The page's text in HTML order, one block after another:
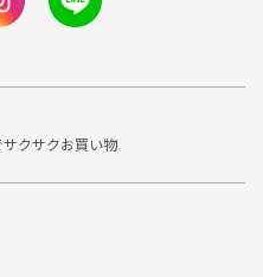
クサクお買い物